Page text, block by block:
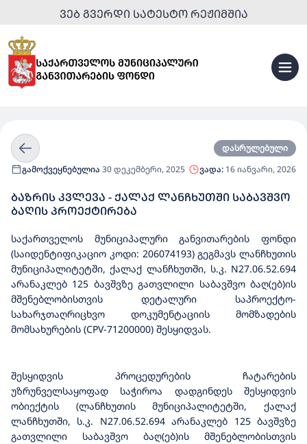
ᲕᲔᲑ ᲒᲕᲔᲠᲓᲘ ᲡᲐᲢᲔᲡᲢᲝ ᲠᲔᲟᲘᲛᲨᲘᲐ
დასრულებული
გამოქვეყნებულია 30 დეკემბერი, 2025 ვადა: 16 იანვარი, 2026
ᲑᲐᲖᲠᲘᲡ ᲙᲕᲚᲔᲕᲐ - ᲥᲐᲚᲐᲥ ᲚᲐᲜᲩᲮᲣᲗᲨᲘ ᲡᲐᲑᲐᲕᲨᲕᲝ
ᲑᲐᲦᲘᲡ ᲞᲠᲝᲔᲥᲢᲘᲠᲔᲑᲐ
საქართველოს მუნიციპალური განვითარების ფონდი
(საიდენტიფიკაციო კოდი: 206074193) გეგმავს ლანჩხუთის
მუნიციპალიტეტში, ქალაქ ლანჩხუთში, ს.კ. N27.06.52.694
არანაკლებ 125 ბავშვზე გათვლილი საბავშვო ბაღ(ებ)ის
მშენებლობისთვის დეტალური საპროექტო-
სახარჯთაღრიცხვო დოკუმენტაციის მომზადების
მომსახურების (CPV-71200000) შესყიდვას.
შესყიდვის პროცედურების ჩატარების
უზრუნველსაყოფად საჭიროა დადგინდეს შესყიდვის
ობიექტის (ლანჩხუთის მუნიციპალიტეტში, ქალაქ
ლანჩხუთში, ს.კ. N27.06.52.694 არანაკლებ 125 ბავშვზე
გათვლილი საბავშვო ბაღ(ებ)ის მშენებლობისთვის